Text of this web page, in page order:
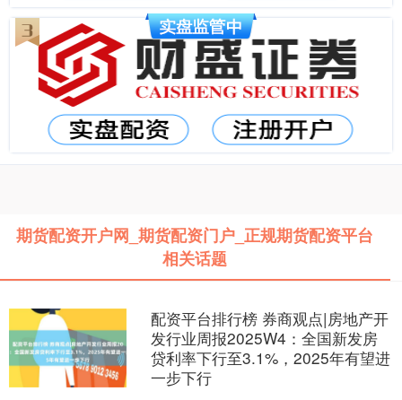
期货配资开户网_期货配资门户_正规期货配资平台
相关话题
配资平台排行榜 券商观点|房地产开
发行业周报2025W4：全国新发房
贷利率下行至3.1%，2025年有望进
一步下行